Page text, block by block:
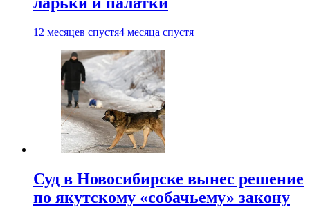
12 месяцев спустя4 месяца спустя
Суд в Новосибирске вынес решение
по якутскому «собачьему» закону